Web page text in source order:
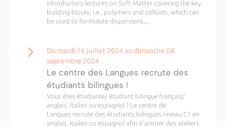
introductory lectures on Soft Matter covering the key
building blocks, i.e., polymers and colloids, which can
be used to formulate dispersions,...
Du mardi 16 juillet 2024 au dimanche 08
septembre 2024
Le centre des Langues recrute des
étudiants bilingues !
Vous êtes étudiante/ étudiant bilingue français/
anglais, italien ou espagnol ? Le centre de
Langues recrute des étudiants bilingues niveau C1 en
anglais, italien ou espagnol afin d'animer des ateliers